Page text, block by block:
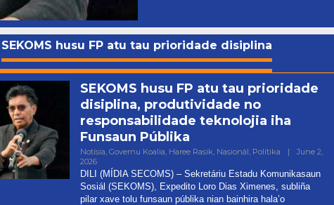
SEKOMS husu FP atu tau prioridade disiplina
SEKOMS husu FP atu tau prioridade
disiplina, produtividade no
responsabilidade teknolojia iha
Funsaun Públika
Notísia, Governu Koalia, Haree Rasik, Nasionál, Polítika |
June 2,
2026By
Admin
DILI (MÍDIA SECOMS) – Sekretáriu Estadu Komunikasaun
Sosiál (SEKOMS), Expedito Loro Dias Ximenes, subliña
pilar xave tolu funsaun públika nian bainhira hala’o